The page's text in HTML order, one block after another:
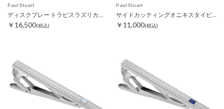
Paul Stuart
￥16,500(税込)
Paul Stuart
サイドカッティングオニキスタイピン
￥11,000(税込)